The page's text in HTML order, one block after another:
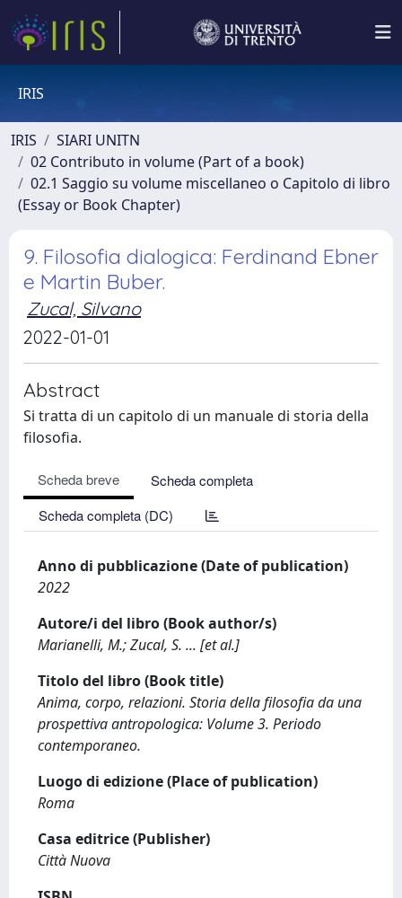
IRIS
IRIS
SIARI UNITN
02 Contributo in volume (Part of a book)
02.1 Saggio su volume miscellaneo o Capitolo di libro
(Essay or Book Chapter)
9. Filosofia dialogica: Ferdinand Ebner
e Martin Buber.
Zucal, Silvano
2022-01-01
Abstract
Si tratta di un capitolo di un manuale di storia della
filosofia.
Scheda breve
Scheda completa
Scheda completa (DC)
Anno di pubblicazione (Date of publication)
2022
Autore/i del libro (Book author/s)
Marianelli, M.; Zucal, S. ... [et al.]
Titolo del libro (Book title)
Anima, corpo, relazioni. Storia della filosofia da una
prospettiva antropologica: Volume 3. Periodo
contemporaneo.
Luogo di edizione (Place of publication)
Roma
Casa editrice (Publisher)
Città Nuova